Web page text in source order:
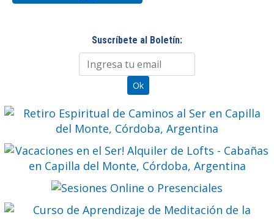
Suscríbete al Boletín: